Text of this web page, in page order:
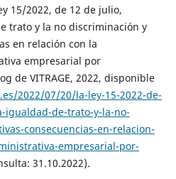
15/2022, de 12 de julio,
trato y la no discriminación y
en relación con la
empresarial por
de VITRAGE, 2022, disponible
2022/07/20/la-ley-15-2022-de-
igualdad-de-trato-y-la-no-
consecuencias-en-relacion-
empresarial-por-
31.10.2022).